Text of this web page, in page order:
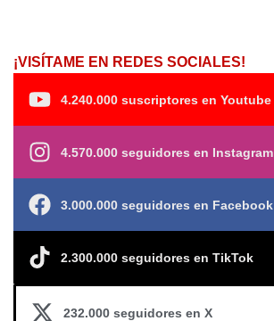
¡VISÍTAME EN REDES SOCIALES!
4.240.000 suscriptores en Youtube
4.570.000 seguidores en Instagram
3.000.000 seguidores en Facebook
2.300.000 seguidores en TikTok
232.000 seguidores en X